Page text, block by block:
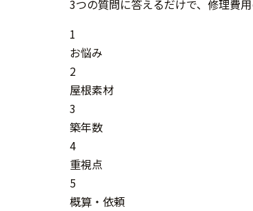
3つの質問に答えるだけで、修理費用
1
お悩み
2
屋根素材
3
築年数
4
重視点
5
概算・依頼